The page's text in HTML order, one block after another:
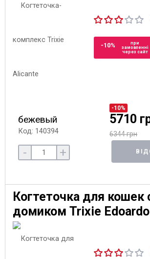
-10%
при
замовленні
через сайт
бежевый
Код: 140394
-10%
5710
6344 грн
- +
Когтеточка для кошек
домиком Trixie Edoardo